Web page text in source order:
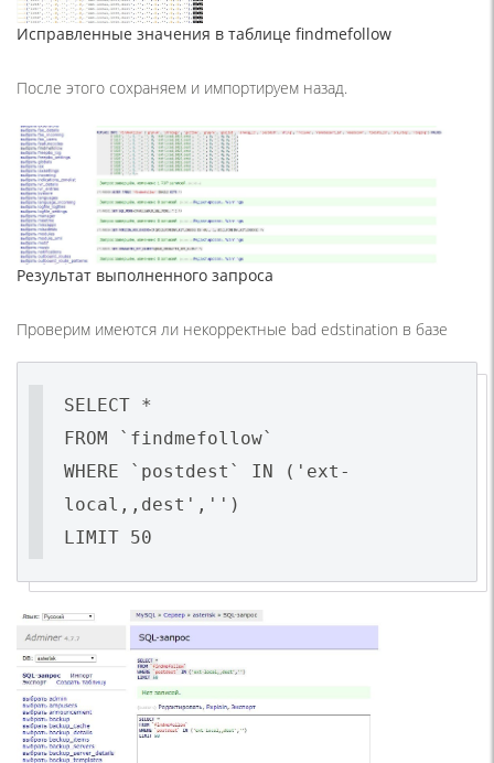
Исправленные значения в таблице findmefollow
После этого сохраняем и импортируем назад.
Результат выполненного запроса
Проверим имеются ли некорректные bad edstination в базе
SELECT *
FROM `findmefollow`
WHERE `postdest` IN ('ext-
local,,dest','')
LIMIT 50